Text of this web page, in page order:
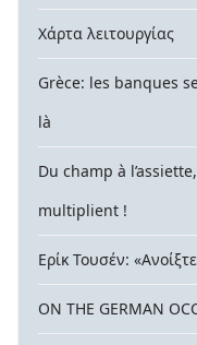
Χάρτα λειτουργίας
Grèce: les banques
là
Du champ à
multiplient !
Ερίκ Τουσέν:
ON THE GERMAN